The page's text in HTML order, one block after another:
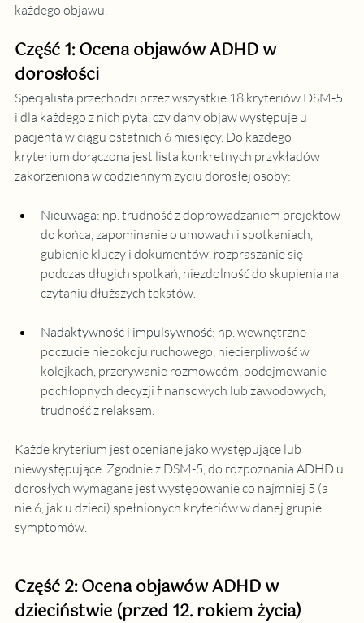
każdego objawu.
Część 1: Ocena objawów ADHD w
dorosłości
Specjalista przechodzi przez wszystkie 18 kryteriów DSM-5
i dla każdego z nich pyta, czy dany objaw występuje u
pacjenta w ciągu ostatnich 6 miesięcy. Do każdego
kryterium dołączona jest lista konkretnych przykładów
zakorzeniona w codziennym życiu dorosłej osoby:
Nieuwaga: np. trudność z doprowadzaniem projektów
do końca, zapominanie o umowach i spotkaniach,
gubienie kluczy i dokumentów, rozpraszanie się
podczas długich spotkań, niezdolność do skupienia na
czytaniu dłuższych tekstów.
Nadaktywność i impulsywność: np. wewnętrzne
poczucie niepokoju ruchowego, niecierpliwość w
kolejkach, przerywanie rozmowcóm, podejmowanie
pochłopnych decyzji finansowych lub zawodowych,
trudność z relaksem.
Każde kryterium jest oceniane jako występujące lub
niewystępujące. Zgodnie z DSM-5, do rozpoznania ADHD u
dorosłych wymagane jest występowanie co najmniej 5 (a
nie 6, jak u dzieci) spełnionych kryteriów w danej grupie
symptomów.
Część 2: Ocena objawów ADHD w
dzieciństwie (przed 12. rokiem życia)